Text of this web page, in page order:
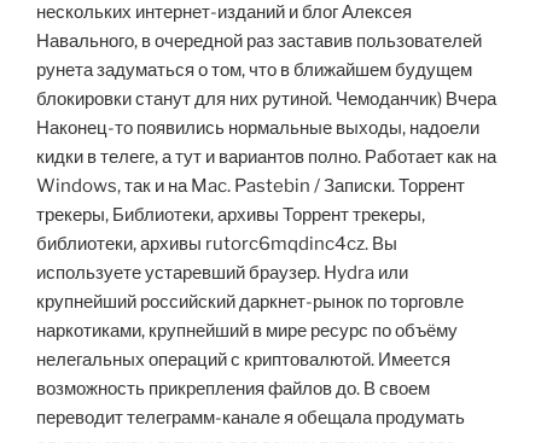
нескольких интернет-изданий и блог Алексея
Навального, в очередной раз заставив пользователей
рунета задуматься о том, что в ближайшем будущем
блокировки станут для них рутиной. Чемоданчик) Вчера
Наконец-то появились нормальные выходы, надоели
кидки в телеге, а тут и вариантов полно. Работает как на
Windows, так и на Mac. Pastebin / Записки. Торрент
трекеры, Библиотеки, архивы Торрент трекеры,
библиотеки, архивы rutorc6mqdinc4cz. Вы
используете устаревший браузер. Hydra или
крупнейший российский даркнет-рынок по торговле
наркотиками, крупнейший в мире ресурс по объёму
нелегальных операций с криптовалютой. Имеется
возможность прикрепления файлов до. В своем
переводит телеграмм-канале я обещала продумать